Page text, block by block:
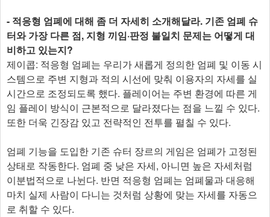
- 적응형 엄폐에 대해 좀 더 자세히 소개해달라. 기존 엄폐 슈
터와 가장 다른 점, 지형 끼임·판정 불일치 문제는 어떻게 대
비하고 있는지?
제이콥: 적응형 엄폐는 우리가 새롭게 정의한 엄폐 및 이동 시
스템으로 주변 지형과 적의 시선에 맞춰 이용자의 자세를 실
시간으로 조정되도록 했다. 플레이어는 주변 환경에 따른 게
임 플레이 방식이 근본적으로 달라졌다는 점을 느낄 수 있다.
또한 더욱 긴장감 있고 전략적인 전투를 펼칠 수 있다.
엄폐 기능을 도입한 기존 슈터 장르의 게임은 엄폐가 고정된
상태로 작동한다. 엄폐 중 낮은 자세, 아니면 높은 자세처럼
이분법적으로 나뉜다. 반면 적응형 엄폐는 엄폐물과 대응해
마치 실제 사람이 다니는 것처럼 상황에 맞는 자세를 자동으
로 취할 수 있다.